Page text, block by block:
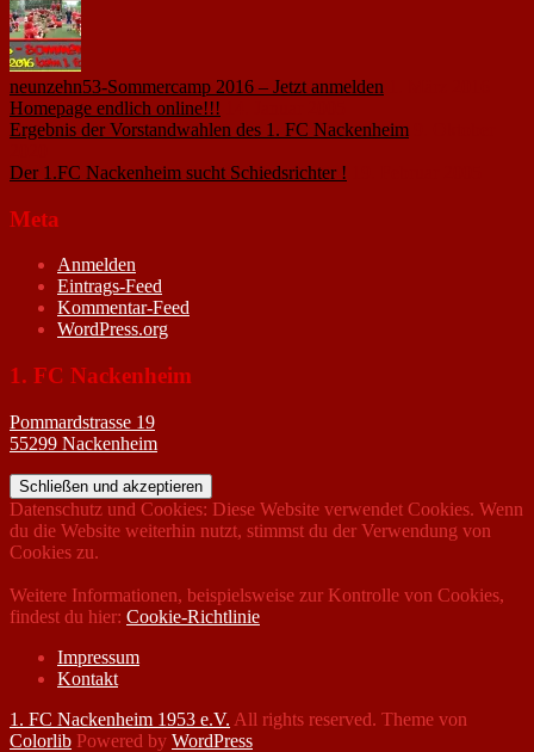
neunzehn53-Sommercamp 2016 – Jetzt anmelden
Homepage endlich online!!!
Ergebnis der Vorstandwahlen des 1. FC Nackenheim
Der 1.FC Nackenheim sucht Schiedsrichter !
Meta
Anmelden
Eintrags-Feed
Kommentar-Feed
WordPress.org
1. FC Nackenheim
Pommardstrasse 19
55299 Nackenheim
Datenschutz und Cookies: Diese Website verwendet Cookies. Wenn
du die Website weiterhin nutzt, stimmst du der Verwendung von
Cookies zu.
Weitere Informationen, beispielsweise zur Kontrolle von Cookies,
findest du hier: Cookie-Richtlinie
Impressum
Kontakt
1. FC Nackenheim 1953 e.V. All rights reserved. Theme von
Colorlib Powered by WordPress